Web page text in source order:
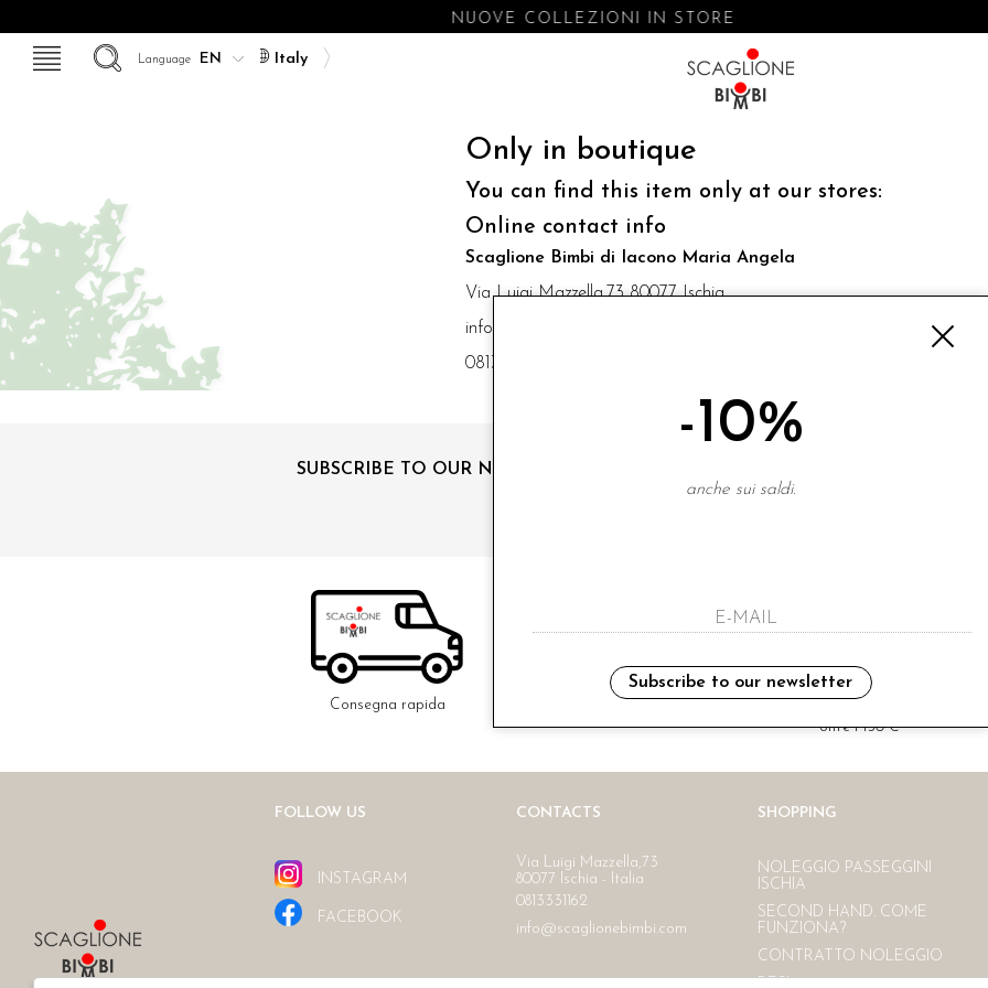
NUOVE COLLEZIONI IN STORE
Italy
Language
Only in boutique
You can find this item only at our stores:
Online contact info
Scaglione Bimbi di Iacono Maria Angela
Via Luigi Mazzella,73 80077 Ischia
info@scaglionebimbi.com
0813331162
SUBSCRIBE TO OUR NEWSLETTER
Consegna rapida
oltre i 150 €
FOLLOW US
INSTAGRAM
FACEBOOK
CONTACTS
Via Luigi Mazzella,73
80077 Ischia - Italia
0813331162
info@scaglionebimbi.com
SHOPPING
NOLEGGIO PASSEGGINI
ISCHIA
SECOND HAND. COME
FUNZIONA?
CONTRATTO NOLEGGIO
-10%
anche sui saldi.
Subscribe to our newsletter